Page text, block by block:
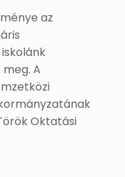
az
A
Oktatási